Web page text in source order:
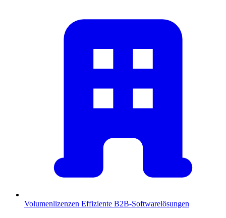
Volumenlizenzen Effiziente B2B-Softwarelösungen